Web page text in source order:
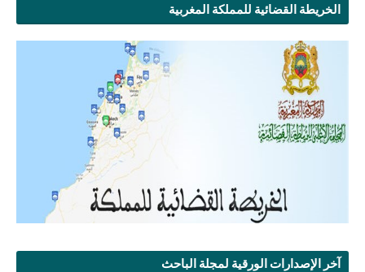
الخريطة القضائية للمملكة المغربية
آخر الإصدارات الورقية لمجلة الباحث